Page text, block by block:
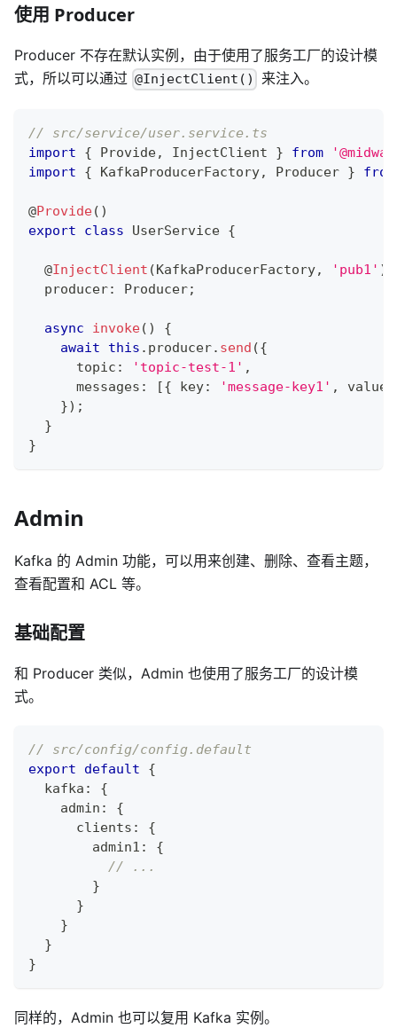
使用 Producer
Producer 不存在默认实例，由于使用了服务工厂的设计模
式，所以可以通过 @InjectClient() 来注入。
// src/service/user.service.ts
import
{ Provide, InjectClient } from
import
{ KafkaProducerFactory, Producer } from
@Provide( )
export
class UserService {
@InjectClient (KafkaProducerFactory, 'pub1' )
  producer
: Producer;
async invoke( )
{
await
this . producer. send ({
      topic
: 'topic-test-1' ,
      messages
: [{ key: 'message-key1' , value
}) ;
}
}
Admin
Kafka 的 Admin 功能，可以用来创建、删除、查看主题，
查看配置和 ACL 等。
基础配置
和 Producer 类似，Admin 也使用了服务工厂的设计模
式。
// src/config/config.default
export
default
{
  kafka
:
{
    admin
:
{
      clients
:
{
        admin1
:
{
// ...
}
}
}
}
}
同样的，Admin 也可以复用 Kafka 实例。